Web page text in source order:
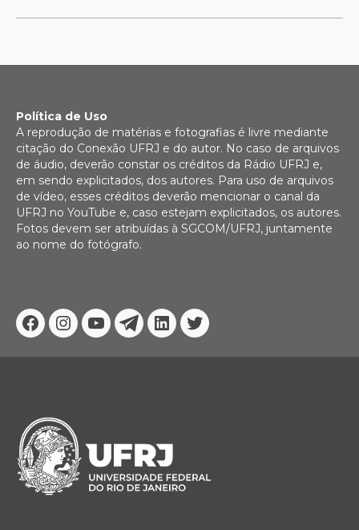
Facebook
Instagram
YoutubeTelegram
Linkedin
Twitter
Política de Uso
A reprodução de matérias e fotografias é livre mediante
citação do Conexão UFRJ e do autor. No caso de arquivos
de áudio, deverão constar os créditos da Rádio UFRJ e,
em sendo explicitados, dos autores. Para uso de arquivos
de vídeo, esses créditos deverão mencionar o canal da
UFRJ no YouTube e, caso estejam explicitados, os autores.
Fotos devem ser atribuídas à SGCOM/UFRJ, juntamente
ao nome do fotógrafo.